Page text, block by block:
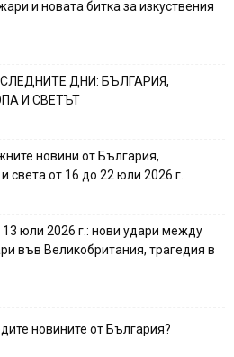
и новата битка за изкуствения
ДНИ: БЪЛГАРИЯ,
И СВЕТЪТ
новини от България,
света от 16 до 22 юли 2026 г.
юли 2026 г.: нови удари между
във Великобритания, трагедия в
новините от България?